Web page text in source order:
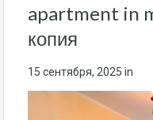
apartment in
копия
15 сентября, 2025 in